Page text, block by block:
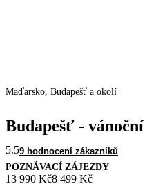
Maďarsko, Budapešť a okolí
Budapešť -
5.59 hodnocení zákazníků
POZNÁVACÍ ZÁJEZDY
13 990 Kč8 499 Kč